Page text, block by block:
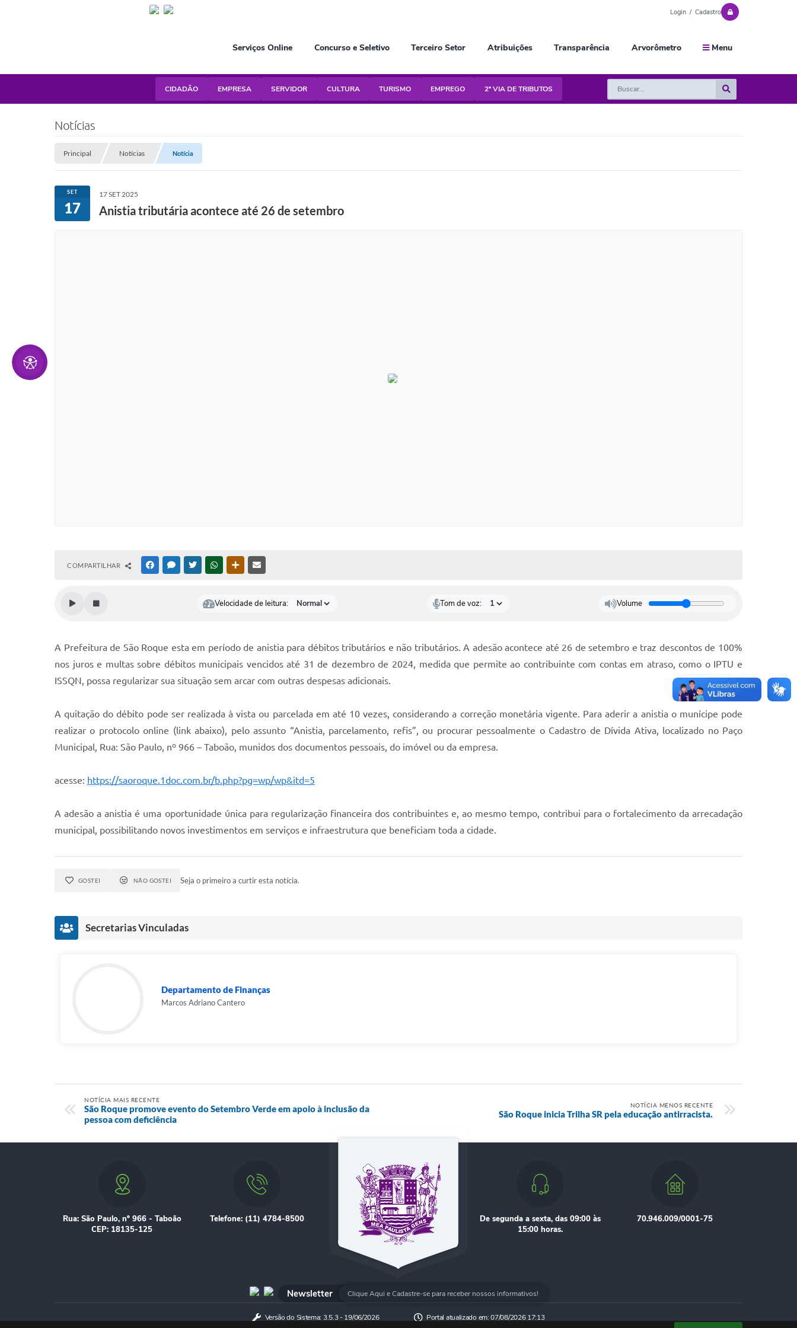
Login / Cadastro
Serviços Online Concurso e Seletivo Terceiro Setor Atribuições Transparência Arvorômetro Menu
CIDADÃO EMPRESA SERVIDOR CULTURA TURISMO EMPREGO 2ª VIA DE TRIBUTOS
Notícias
Principal Notícias Notícia
SET
17
17 SET 2025
Anistia tributária acontece até 26 de setembro
COMPARTILHAR FACEBOOKMESSENGER
TWITTERWHATSAPPOUTRAS MÍDIAS
Velocidade de leitura: Tom de voz: Volume
A Prefeitura de São Roque esta em período de anistia para débitos tributários e não tributários. A adesão acontece até 26 de setembro e traz descontos de 100%
nos juros e multas sobre débitos municipais vencidos até 31 de dezembro de 2024, medida que permite ao contribuinte com contas em atraso, como o IPTU e
ISSQN, possa regularizar sua situação sem arcar com outras despesas adicionais.
A quitação do débito pode ser realizada à vista ou parcelada em até 10 vezes, considerando a correção monetária vigente. Para aderir a anistia o munícipe pode
realizar o protocolo online (link abaixo), pelo assunto “Anistia, parcelamento, refis”, ou procurar pessoalmente o Cadastro de Dívida Ativa, localizado no Paço
Municipal, Rua: São Paulo, nº 966 – Taboão, munidos dos documentos pessoais, do imóvel ou da empresa.
acesse: https://saoroque.1doc.com.br/b.php?pg=wp/wp&itd=5
A adesão a anistia é uma oportunidade única para regularização financeira dos contribuintes e, ao mesmo tempo, contribui para o fortalecimento da arrecadação
municipal, possibilitando novos investimentos em serviços e infraestrutura que beneficiam toda a cidade.
GOSTEI NÃO GOSTEI Seja o primeiro a curtir esta notícia.
Secretarias Vinculadas
Departamento de Finanças
Marcos Adriano Cantero
NOTÍCIA MAIS RECENTE
São Roque promove evento do Setembro Verde em apoio à inclusão da
pessoa com deficiência
NOTÍCIA MENOS RECENTE
São Roque inicia Trilha SR pela educação antirracista.
Rua: São Paulo, nº 966 - Taboão
CEP: 18135-125
Telefone: (11) 4784-8500
De segunda a sexta, das 09:00 às
15:00 horas.
70.946.009/0001-75
Newsletter Clique Aqui e Cadastre-se para receber nossos informativos!
Versão do Sistema: 3.5.3 - 19/06/2026 Portal atualizado em:07/08/2026 17:13